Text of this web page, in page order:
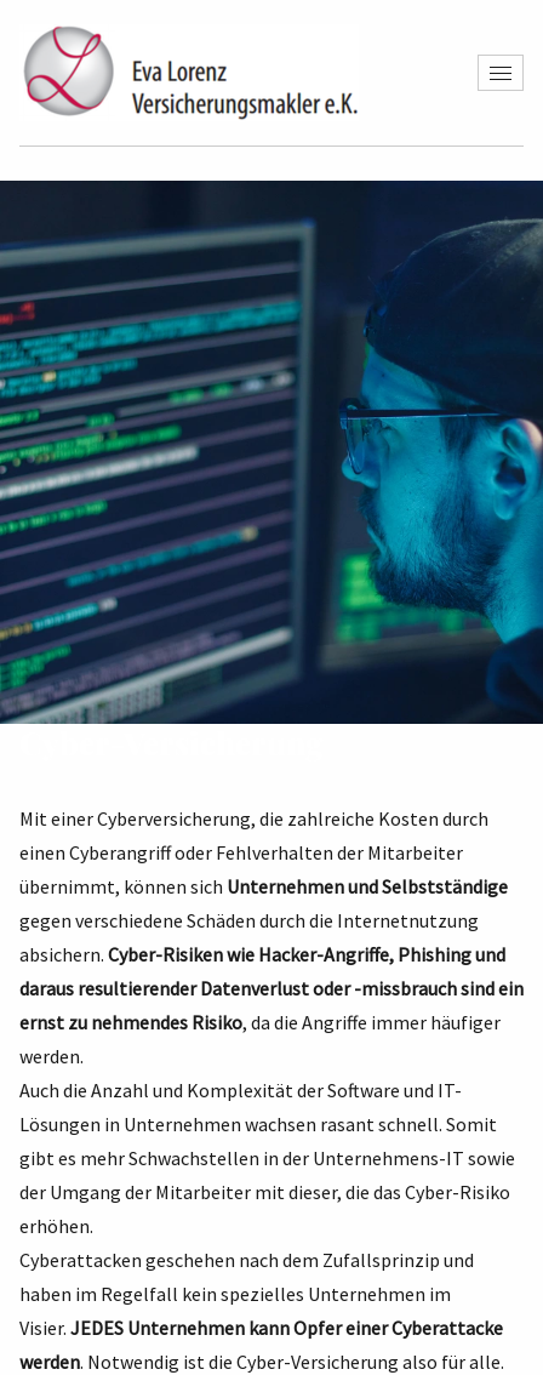
Mit einer Cyberversicherung, die zahlreiche Kosten durch
einen Cyberangriff oder Fehlverhalten der Mitarbeiter
übernimmt, können sich Unternehmen und Selbstständige
gegen verschiedene Schäden durch die Internetnutzung
absichern. Cyber-Risiken wie Hacker-Angriffe, Phishing und
daraus resultierender Datenverlust oder -missbrauch sind ein
ernst zu nehmendes Risiko, da die Angriffe immer häufiger
werden.
Auch die Anzahl und Komplexität der Software und IT-
Lösungen in Unternehmen wachsen rasant schnell. Somit
gibt es mehr Schwachstellen in der Unternehmens-IT sowie
der Umgang der Mitarbeiter mit dieser, die das Cyber-Risiko
erhöhen.
Cyberattacken geschehen nach dem Zufallsprinzip und
haben im Regelfall kein spezielles Unternehmen im
Visier. JEDES Unternehmen kann Opfer einer Cyberattacke
werden. Notwendig ist die Cyber-Versicherung also für alle.